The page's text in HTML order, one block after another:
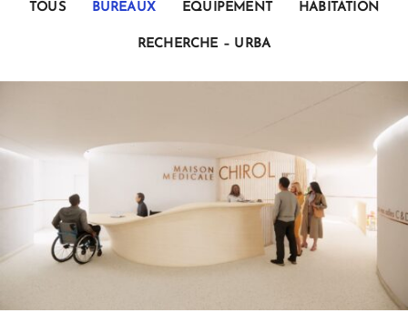
TOUS BUREAUX EQUIPEMENT HABITATION
RECHERCHE – URBA